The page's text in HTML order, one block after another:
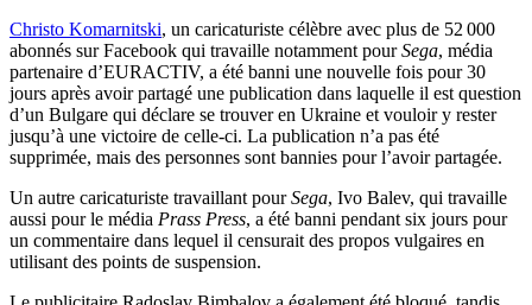
Christo Komarnitski, un caricaturiste célèbre avec plus de 52 000
abonnés sur Facebook qui travaille notamment pourSega, média
partenaire d’EURACTIV, a été banni une nouvelle fois pour 30
jours après avoir partagé une publication dans laquelle il est question
d’un Bulgare qui déclare se trouver en Ukraine et vouloir y rester
jusqu’à une victoire de celle-ci. La publication n’a pas été
supprimée, mais des personnes sont bannies pour l’avoir partagée.
Un autre caricaturiste travaillant pourSega, Ivo Balev, qui travaille
aussi pour le média Prass Press, a été banni pendant six jours pour
un commentaire dans lequel il censurait des propos vulgaires en
utilisant des points de suspension.